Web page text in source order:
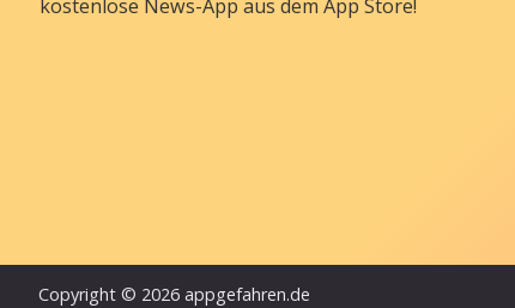
kostenlose News-App aus dem App Store!
Copyright © 2026 appgefahren.de